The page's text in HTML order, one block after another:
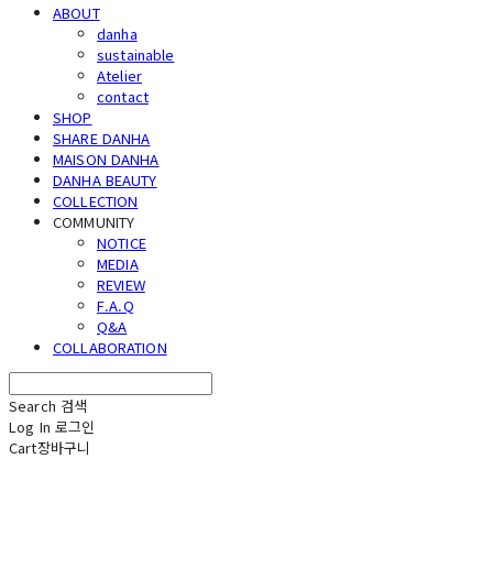
ABOUT
danha
sustainable
Atelier
contact
SHOP
SHARE DANHA
MAISON DANHA
DANHA BEAUTY
COLLECTION
COMMUNITY
NOTICE
MEDIA
REVIEW
F.A.Q
Q&A
COLLABORATION
Search 검색
Log In 로그인
Cart장바구니